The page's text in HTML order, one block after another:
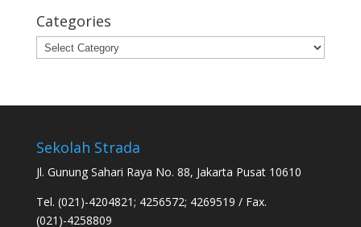
Categories
Categories
Sekolah Strada
Jl. Gunung Sahari Raya No. 88, Jakarta Pusat 10610
Tel. (021)-4204821; 4256572; 4269519 / Fax.
(021)-4258809